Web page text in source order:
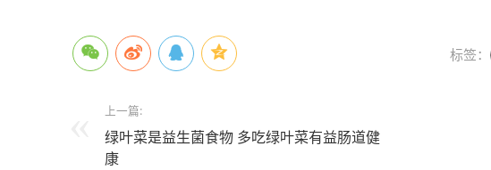
标签：
上一篇:
绿叶菜是益生菌食物 多吃绿叶菜有益肠道健
康